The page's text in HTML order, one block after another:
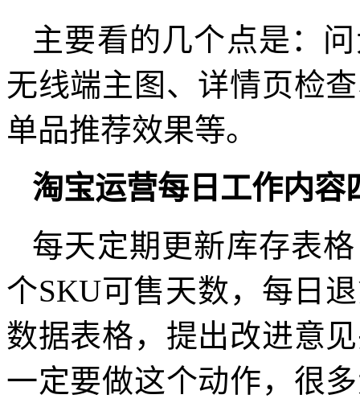
主要看的几个点是：
无线端主图、详情页检
单品推荐效果等。
淘宝运营每日工作内容
每天定期更新库存表
个SKU可售天数，每日
数据表格，提出改进意
一定要做这个动作，很